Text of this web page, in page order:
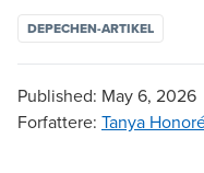
DEPECHEN-ARTIKEL
Published: May 6, 2026
Forfattere: Tanya